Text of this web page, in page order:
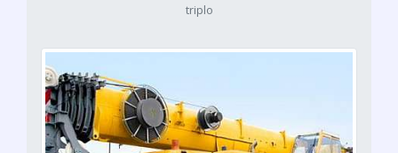
triplo